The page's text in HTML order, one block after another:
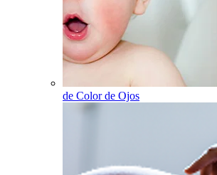
de Color de Ojos